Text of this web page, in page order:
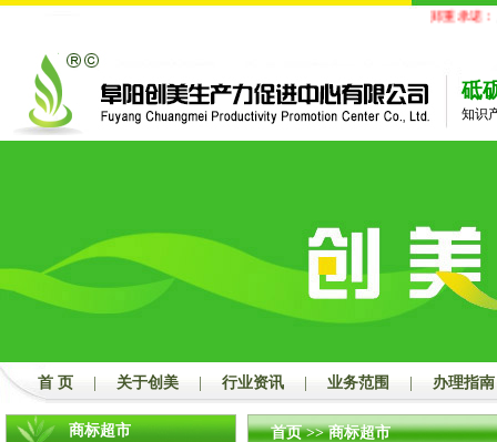
郑重承诺：
砥
知识
首 页 关于创美 行业资讯 业务范围 办理指南
商标超市 首页>> 商标超市